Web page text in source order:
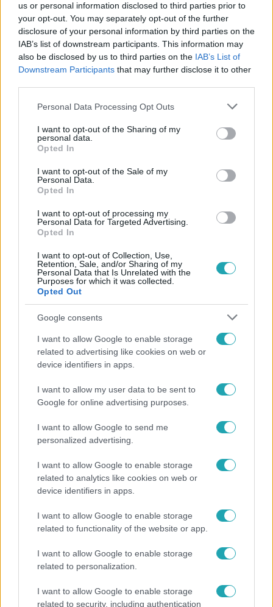
us or personal information disclosed to third parties prior to
your opt-out. You may separately opt-out of the further
disclosure of your personal information by third parties on the
IAB’s list of downstream participants. This information may
also be disclosed by us to third parties on the IAB’s List of
Downstream Participants that may further disclose it to other
Please note that this website/app uses one or more Google
not limited to your visit or usage behaviour. You may click to
grant or deny consent to Google and its third-party tags to
use your data for below specified purposes in below Google
consent section.
Personal Data Processing Opt Outs
I want to opt-out of the Sharing of my
personal data.
Opted In
I want to opt-out of the Sale of my
Personal Data.
Opted In
I want to opt-out of processing my
Personal Data for Targeted Advertising.
Opted In
I want to opt-out of Collection, Use,
Retention, Sale, and/or Sharing of my
Personal Data that Is Unrelated with the
Purposes for which it was collected.
Opted Out
Google consents
I want to allow Google to enable storage
related to advertising like cookies on web or
device identifiers in apps.
I want to allow my user data to be sent to
Google for online advertising purposes.
I want to allow Google to send me
personalized advertising.
I want to allow Google to enable storage
related to analytics like cookies on web or
device identifiers in apps.
I want to allow Google to enable storage
related to functionality of the website or app.
I want to allow Google to enable storage
related to personalization.
I want to allow Google to enable storage
related to security, including authentication
BALESET-BŰNÜGY # M1-ES AUTÓPÁLYA
Népszerű
Véget ért a közös munka! Balogh Levente
elbúcsúzott Az álommeló győztesétől
Kitört a lecsó-láz! Íme 3 tuti recept az